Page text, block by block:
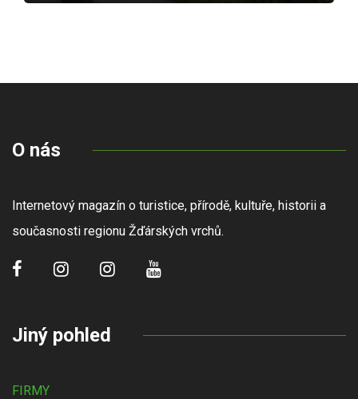
O nás
Internetový magazín o turistice, přírodě, kultuře, historii a
současnosti regionu Žďárských vrchů.
Jiný pohled
FIRMY